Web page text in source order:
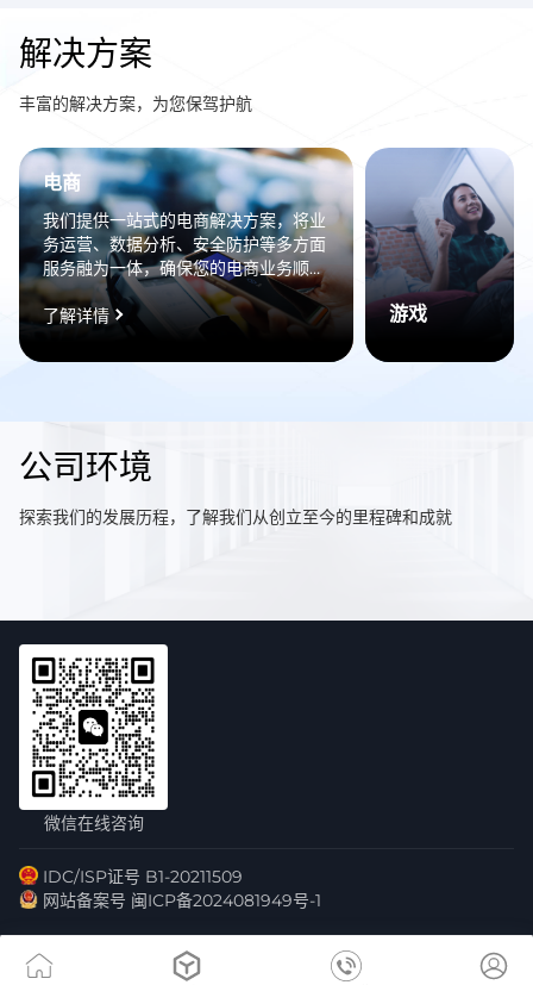
解决方案
丰富的解决方案，为您保驾护航
电商
我们提供一站式的电商解决方案，将业
务运营、数据分析、安全防护等多方面
服务融为一体，确保您的电商业务顺畅
无阻。我们提供一站式的电商解决方
案，将业务运营、数据分析、安全防护
业务顺畅无阻。
了解详情 游戏
公司环境
探索我们的发展历程，了解我们从创立至今的里程碑和成就
微信在线咨询
IDC/ISP证号 B1-20211509
网站备案号 闽ICP备2024081949号-1